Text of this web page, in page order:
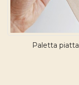
Paletta piatta